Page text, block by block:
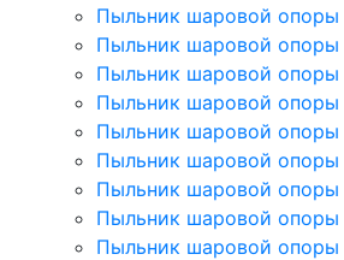
Пыльник шаровой опоры
Пыльник шаровой опоры
Пыльник шаровой
Пыльник шаровой опоры
Пыльник шаровой
Пыльник шаровой опоры
Пыльник шаровой опоры
Пыльник шаровой
Пыльник шаровой